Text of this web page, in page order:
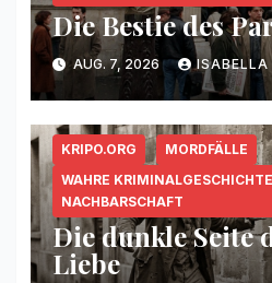
Die Bestie des
AUG. 7, 2026 ISABELLA
KRIPO.ORG
MORDFÄLLE
WAHRE
NACHBARSCHAFT
Die dunkle Seite
Liebe